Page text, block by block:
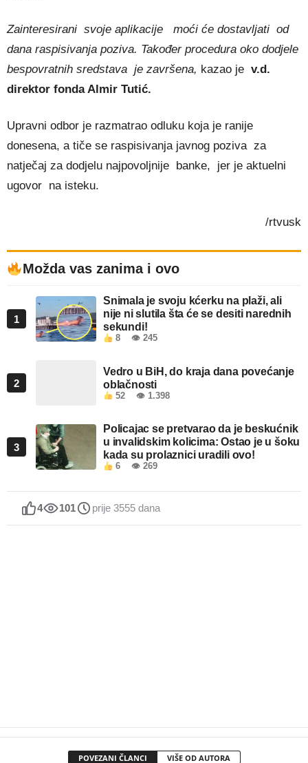
Zainteresirani svoje aplikacije moći će dostavljati od
dana raspisivanja poziva. Također procedura oko dodjele
bespovratnih sredstava je završena, kazao je v.d.
direktor fonda Almir Tutić.
Upravni odbor je razmatrao odluku koja je ranije
donesena, a tiče se raspisivanja javnog poziva za
natječaj za dodjelu najpovoljnije banke, jer je aktuelni
ugovor na isteku.
/rtvusk
Možda vas zanima i ovo
1
Snimala je svoju kćerku na plaži, ali
nije ni slutila šta će se desiti narednih
sekundi!
8 👁 245
2
Vedro u BiH, do kraja dana povećanje
oblačnosti
52 👁 1.398
3
Policajac se pretvarao da je beskućnik
u invalidskim kolicima: Ostao je u šoku
kada su prolaznici uradili ovo!
6 👁 269
4 101 prije 3555 dana
POVEZANI ČLANCI VIŠE OD AUTORA